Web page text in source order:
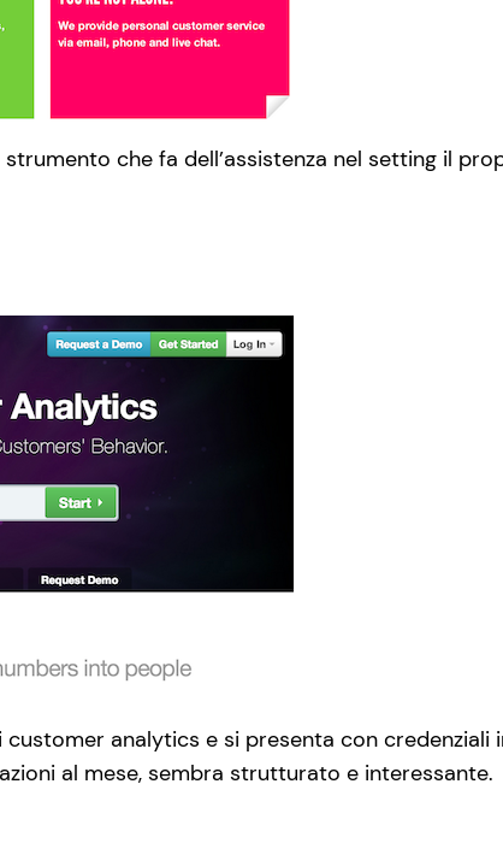
che fa dell’assistenza nel setting il
analytics e si presenta con credenziali
al mese, sembra strutturato e interessante.